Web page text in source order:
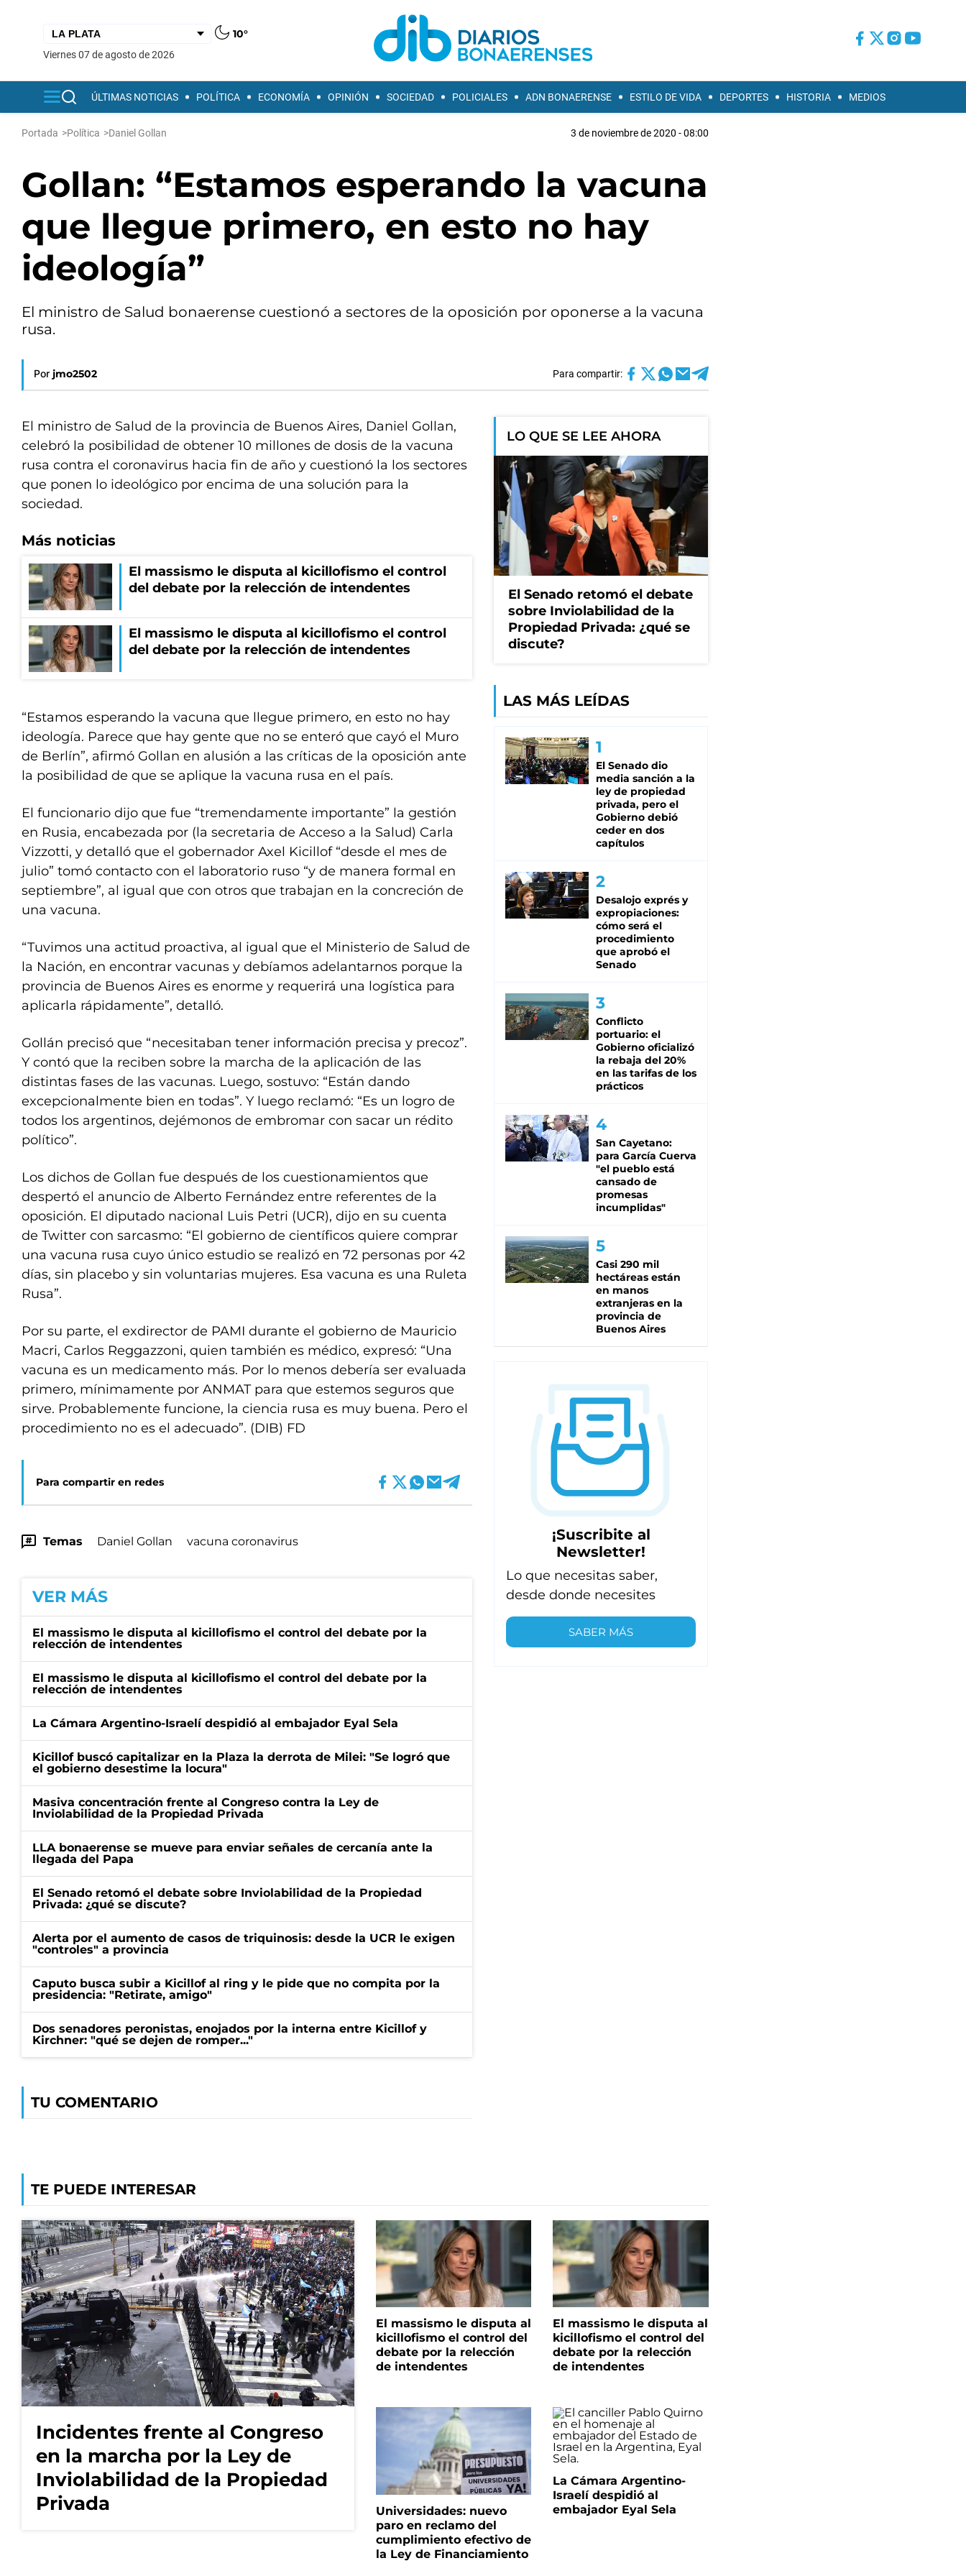
10°
viernes 07 de agosto de 2026
ÚLTIMAS NOTICIAS POLÍTICA ECONOMÍA OPINIÓN SOCIEDAD POLICIALES ADN BONAERENSE ESTILO DE VIDA DEPORTES HISTORIA MEDIOS
Portada >Política >Daniel Gollan 3 de noviembre de 2020 - 08:00
Gollan: “Estamos esperando la vacuna
que llegue primero, en esto no hay
ideología”
El ministro de Salud bonaerense cuestionó a sectores de la oposición por oponerse a la vacuna
rusa.
Por jmo2502 Para compartir:
El ministro de Salud de la provincia de Buenos Aires, Daniel Gollan,
celebró la posibilidad de obtener 10 millones de dosis de la vacuna
rusa contra el coronavirus hacia fin de año y cuestionó la los sectores
que ponen lo ideológico por encima de una solución para la
sociedad.
Más noticias
El massismo le disputa al kicillofismo el control
del debate por la relección de intendentes
El massismo le disputa al kicillofismo el control
del debate por la relección de intendentes
“Estamos esperando la vacuna que llegue primero, en esto no hay
ideología. Parece que hay gente que no se enteró que cayó el Muro
de Berlín”, afirmó Gollan en alusión a las críticas de la oposición ante
la posibilidad de que se aplique la vacuna rusa en el país.
El funcionario dijo que fue “tremendamente importante” la gestión
en Rusia, encabezada por (la secretaria de Acceso a la Salud) Carla
Vizzotti, y detalló que el gobernador Axel Kicillof “desde el mes de
julio” tomó contacto con el laboratorio ruso “y de manera formal en
septiembre”, al igual que con otros que trabajan en la concreción de
una vacuna.
“Tuvimos una actitud proactiva, al igual que el Ministerio de Salud de
la Nación, en encontrar vacunas y debíamos adelantarnos porque la
provincia de Buenos Aires es enorme y requerirá una logística para
aplicarla rápidamente”, detalló.
Gollán precisó que “necesitaban tener información precisa y precoz”.
Y contó que la reciben sobre la marcha de la aplicación de las
distintas fases de las vacunas. Luego, sostuvo: “Están dando
excepcionalmente bien en todas”. Y luego reclamó: “Es un logro de
todos los argentinos, dejémonos de embromar con sacar un rédito
político”.
Los dichos de Gollan fue después de los cuestionamientos que
despertó el anuncio de Alberto Fernández entre referentes de la
oposición. El diputado nacional Luis Petri (UCR), dijo en su cuenta
de Twitter con sarcasmo: “El gobierno de científicos quiere comprar
una vacuna rusa cuyo único estudio se realizó en 72 personas por 42
días, sin placebo y sin voluntarias mujeres. Esa vacuna es una Ruleta
Rusa”.
Por su parte, el exdirector de PAMI durante el gobierno de Mauricio
Macri, Carlos Reggazzoni, quien también es médico, expresó: “Una
vacuna es un medicamento más. Por lo menos debería ser evaluada
primero, mínimamente por ANMAT para que estemos seguros que
sirve. Probablemente funcione, la ciencia rusa es muy buena. Pero el
procedimiento no es el adecuado”. (DIB) FD
Para compartir en redes
Temas Daniel Gollan vacuna coronavirus
VER MÁS
El massismo le disputa al kicillofismo el control del debate por la
relección de intendentes
El massismo le disputa al kicillofismo el control del debate por la
relección de intendentes
La Cámara Argentino-Israelí despidió al embajador Eyal Sela
Kicillof buscó capitalizar en la Plaza la derrota de Milei: "Se logró que
el gobierno desestime la locura"
Masiva concentración frente al Congreso contra la Ley de
Inviolabilidad de la Propiedad Privada
LLA bonaerense se mueve para enviar señales de cercanía ante la
llegada del Papa
El Senado retomó el debate sobre Inviolabilidad de la Propiedad
Privada: ¿qué se discute?
Alerta por el aumento de casos de triquinosis: desde la UCR le exigen
"controles" a provincia
Caputo busca subir a Kicillof al ring y le pide que no compita por la
presidencia: "Retirate, amigo"
Dos senadores peronistas, enojados por la interna entre Kicillof y
Kirchner: "qué se dejen de romper..."
TU COMENTARIO
LO QUE SE LEE AHORA
El Senado retomó el debate
sobre Inviolabilidad de la
Propiedad Privada: ¿qué se
discute?
LAS MÁS LEÍDAS
El Senado dio
media sanción a la
ley de propiedad
privada, pero el
Gobierno debió
ceder en dos
capítulos
Desalojo exprés y
expropiaciones:
cómo será el
procedimiento
que aprobó el
Senado
Conflicto
portuario: el
Gobierno oficializó
la rebaja del 20%
en las tarifas de los
prácticos
San Cayetano:
para García Cuerva
"el pueblo está
cansado de
promesas
incumplidas"
Casi 290 mil
hectáreas están
en manos
extranjeras en la
provincia de
Buenos Aires
¡Suscribite al
Newsletter!
Lo que necesitas saber,
desde donde necesites
SABER MÁS
TE PUEDE INTERESAR
Incidentes frente al Congreso
en la marcha por la Ley de
Inviolabilidad de la Propiedad
Privada
El massismo le disputa al
kicillofismo el control del
debate por la relección
de intendentes
El massismo le disputa al
kicillofismo el control del
debate por la relección
de intendentes
Universidades: nuevo
paro en reclamo del
cumplimiento efectivo de
la Ley de Financiamiento
La Cámara Argentino-
Israelí despidió al
embajador Eyal Sela